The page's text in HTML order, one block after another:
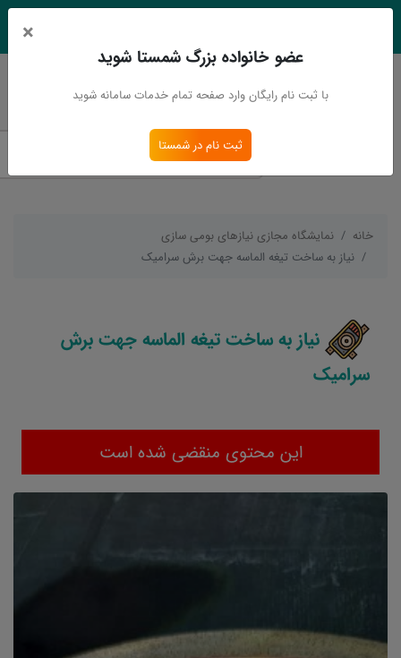
ورود
خانه
نمایشگاه مجازی نیازهای بومی سازی
نیاز به ساخت تیغه الماسه جهت برش سرامیک
نیاز به ساخت تیغه الماسه جهت برش
سرامیک
این محتوی منقضی شده است
×
عضو خانواده بزرگ شمستا شوید
با ثبت نام رایگان وارد صفحه تمام خدمات سامانه شوید
ثبت نام در شمستا